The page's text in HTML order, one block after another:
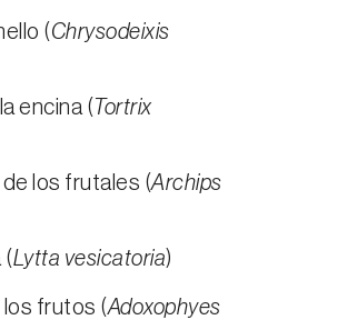
(Chrysodeixis
encina ( Tortrix
los frutales (Archips
(Lytta vesicatoria)
los frutos (Adoxophyes